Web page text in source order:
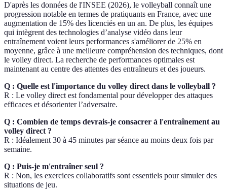
D'après les données de l'INSEE (2026), le volleyball connaît une
progression notable en termes de pratiquants en France, avec une
augmentation de 15% des licenciés en un an. De plus, les équipes
qui intègrent des technologies d’analyse vidéo dans leur
entraînement voient leurs performances s'améliorer de 25% en
moyenne, grâce à une meilleure compréhension des techniques, dont
le volley direct. La recherche de performances optimales est
maintenant au centre des attentes des entraîneurs et des joueurs.
Q : Quelle est l'importance du volley direct dans le volleyball ?
R : Le volley direct est fondamental pour développer des attaques
efficaces et désorienter l’adversaire.
Q : Combien de temps devrais-je consacrer à l'entraînement au
volley direct ?
R : Idéalement 30 à 45 minutes par séance au moins deux fois par
semaine.
Q : Puis-je m'entraîner seul ?
R : Non, les exercices collaboratifs sont essentiels pour simuler des
situations de jeu.